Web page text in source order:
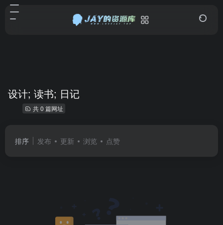
设计; 读书; 日记
共 0 篇网址
排序 发布 更新 浏览 点赞